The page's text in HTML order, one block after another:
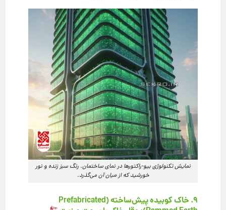
نمایش تکنولوژی بیو-راکتورها در نمای ساختمان. رنگ سبز زنده و نور
خورشید که از میان آن می‌گذرد.
۹. خاک کوبیده پیش‌ساخته (Prefabricated